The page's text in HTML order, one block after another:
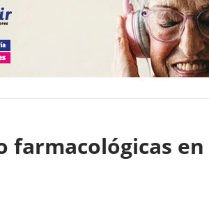
farmacológicas